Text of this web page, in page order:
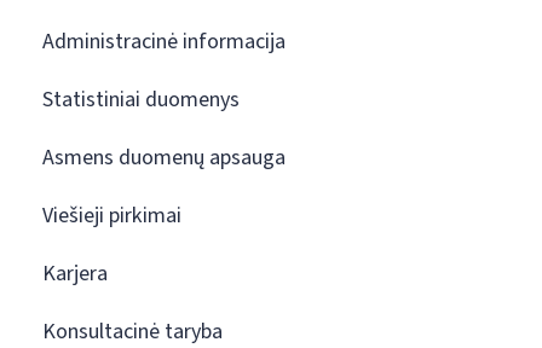
Administracinė informacija
Statistiniai duomenys
Asmens duomenų apsauga
Viešieji pirkimai
Karjera
Konsultacinė taryba